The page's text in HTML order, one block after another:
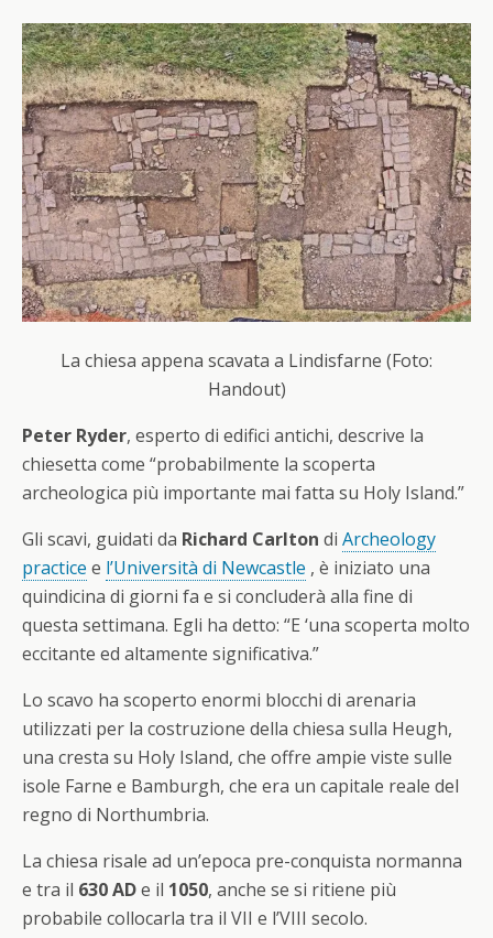
La chiesa appena scavata a Lindisfarne (Foto:
Handout)
Peter Ryder, esperto di edifici antichi, descrive la
chiesetta come “probabilmente la scoperta
archeologica più importante mai fatta su Holy Island.”
Gli scavi, guidati da Richard Carlton di Archeology
practice e l’Università di Newcastle , è iniziato una
quindicina di giorni fa e si concluderà alla fine di
questa settimana. Egli ha detto: “E ‘una scoperta molto
eccitante ed altamente significativa.”
Lo scavo ha scoperto enormi blocchi di arenaria
utilizzati per la costruzione della chiesa sulla Heugh,
una cresta su Holy Island, che offre ampie viste sulle
isole Farne e Bamburgh, che era un capitale reale del
regno di Northumbria.
La chiesa risale ad un’epoca pre-conquista normanna
e tra il 630 ADe il 1050, anche se si ritiene più
probabile collocarla tra il VII e l’VIII secolo.